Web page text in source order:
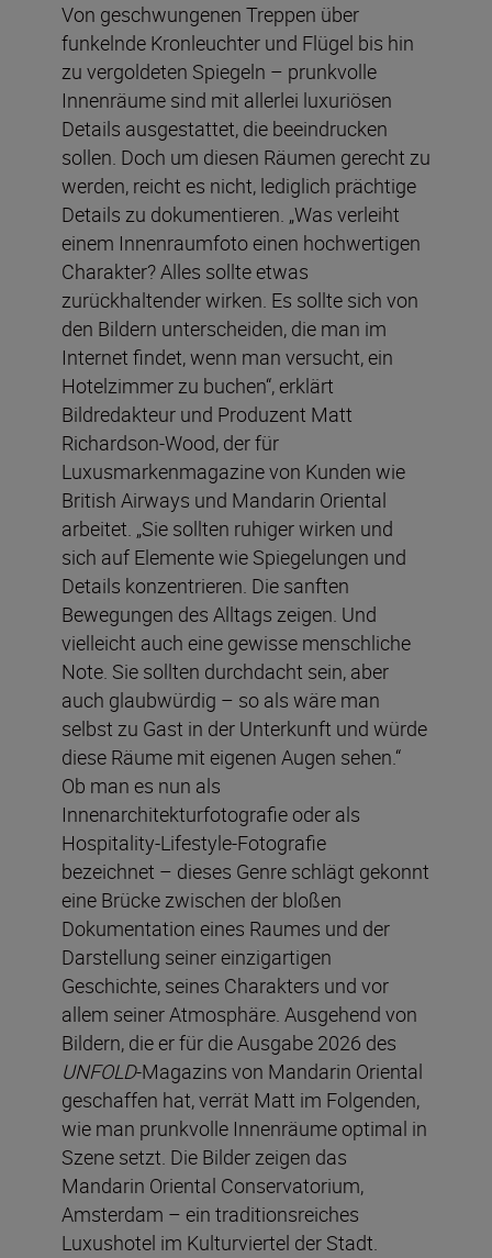
Von geschwungenen Treppen über
funkelnde Kronleuchter und Flügel bis hin
zu vergoldeten Spiegeln – prunkvolle
Innenräume sind mit allerlei luxuriösen
Details ausgestattet, die beeindrucken
sollen. Doch um diesen Räumen gerecht zu
werden, reicht es nicht, lediglich prächtige
Details zu dokumentieren. „Was verleiht
einem Innenraumfoto einen hochwertigen
Charakter? Alles sollte etwas
zurückhaltender wirken. Es sollte sich von
den Bildern unterscheiden, die man im
Internet findet, wenn man versucht, ein
Hotelzimmer zu buchen“, erklärt
Bildredakteur und Produzent Matt
Richardson-Wood, der für
Luxusmarkenmagazine von Kunden wie
British Airways und Mandarin Oriental
arbeitet. „Sie sollten ruhiger wirken und
sich auf Elemente wie Spiegelungen und
Details konzentrieren. Die sanften
Bewegungen des Alltags zeigen. Und
vielleicht auch eine gewisse menschliche
Note. Sie sollten durchdacht sein, aber
auch glaubwürdig – so als wäre man
selbst zu Gast in der Unterkunft und würde
diese Räume mit eigenen Augen sehen.“
Ob man es nun als
Innenarchitekturfotografie oder als
Hospitality-Lifestyle-Fotografie
bezeichnet – dieses Genre schlägt gekonnt
eine Brücke zwischen der bloßen
Dokumentation eines Raumes und der
Darstellung seiner einzigartigen
Geschichte, seines Charakters und vor
allem seiner Atmosphäre. Ausgehend von
Bildern, die er für die Ausgabe 2026 des
UNFOLD-Magazins von Mandarin Oriental
geschaffen hat, verrät Matt im Folgenden,
wie man prunkvolle Innenräume optimal in
Szene setzt. Die Bilder zeigen das
Mandarin Oriental Conservatorium,
Amsterdam – ein traditionsreiches
Luxushotel im Kulturviertel der Stadt.